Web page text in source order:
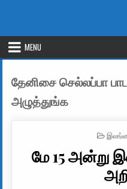
MENU
தேனிசை செல்லப்பா
அழுத்துங்க
மே 15 அன்று